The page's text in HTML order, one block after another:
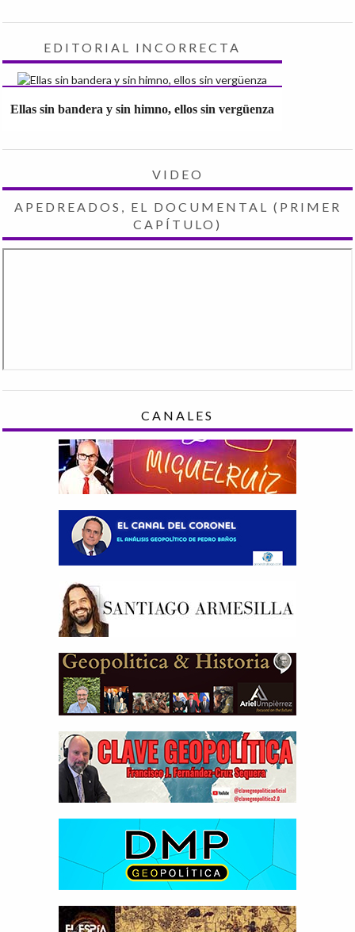
EDITORIAL INCORRECTA
Ellas sin bandera y sin himno, ellos sin vergüenza
VIDEO
APEDREADOS, EL DOCUMENTAL (PRIMER
CAPÍTULO)
CANALES